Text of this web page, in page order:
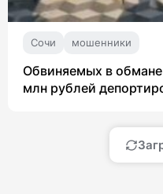
Сочи мошенники
Обвиняемых в
млн рублей